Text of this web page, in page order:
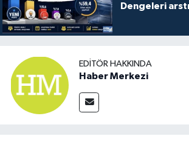
Dengeleri
EDITÖR HAKKINDA
Haber Merkezi